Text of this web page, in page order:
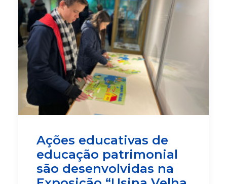
Ações educativas de
educação patrimonial
são desenvolvidas na